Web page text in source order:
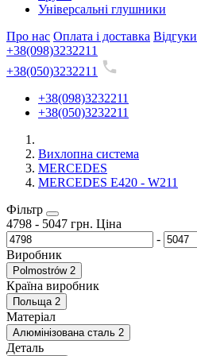
Універсальні глушники
Про нас Оплата і доставка Відгуки
+38(098)3232211
+38(050)3232211
+38(098)3232211
+38(050)3232211
Вихлопна система
MERCEDES
MERCEDES E420 - W211
Фільтр
4798 - 5047 грн. Ціна
-
Виробник
Polmostrów 2
Країна виробник
Польща 2
Матеріал
Алюмінізована сталь 2
Деталь